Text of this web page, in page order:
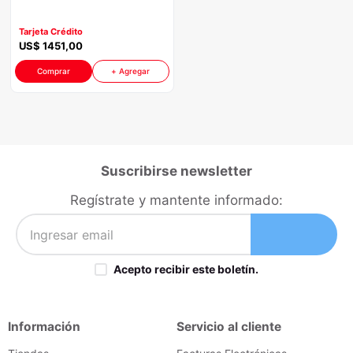
Tarjeta Crédito
US$ 1451,00
Comprar + Agregar
Suscribirse newsletter
Regístrate y mantente informado:
Acepto recibir este boletín.
Información Servicio al cliente
10. cocina